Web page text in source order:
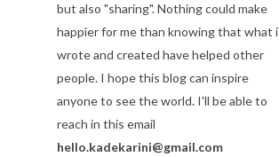
but also "sharing". Nothing could make
happier for me than knowing that what i
wrote and created have helped other
people. I hope this blog can inspire
anyone to see the world. I'll be able to
reach in this email
hello.kadekarini@gmail.com